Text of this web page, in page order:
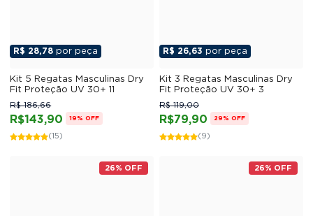
R$ 28,78 por peça
Kit 5 Regatas Masculinas Dry
Fit Proteção UV 30+ 11
R$143,90
R$ 186,66
19% OFF
(15)
R$ 26,63 por peça
Kit 3 Regatas Masculinas Dry
Fit Proteção UV 30+ 3
R$79,90
R$ 119,00
29% OFF
(9)
26% OFF 26% OFF